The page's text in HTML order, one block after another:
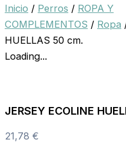
Inicio / Perros / ROPA Y
COMPLEMENTOS / Ropa
HUELLAS 50 cm.
Loading...
JERSEY ECOLINE
21,78 €